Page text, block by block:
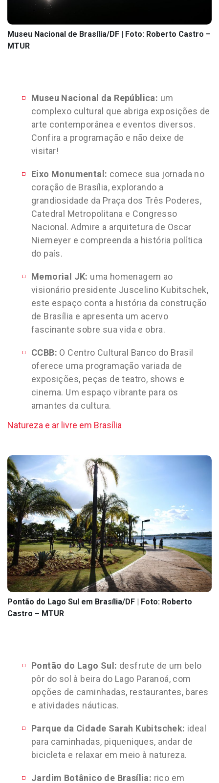
Museu Nacional de Brasília/DF | Foto: Roberto Castro –
MTUR
Museu Nacional da República: um
complexo cultural que abriga exposições de
arte contemporânea e eventos diversos.
Confira a programação e não deixe de
visitar!
Eixo Monumental: comece sua jornada no
coração de Brasília, explorando a
grandiosidade da Praça dos Três Poderes,
Catedral Metropolitana e Congresso
Nacional. Admire a arquitetura de Oscar
Niemeyer e compreenda a história política
do país.
Memorial JK: uma homenagem ao
visionário presidente Juscelino Kubitschek,
este espaço conta a história da construção
de Brasília e apresenta um acervo
fascinante sobre sua vida e obra.
CCBB: O Centro Cultural Banco do Brasil
oferece uma programação variada de
exposições, peças de teatro, shows e
cinema. Um espaço vibrante para os
amantes da cultura.
Natureza e ar livre em Brasília
Pontão do Lago Sul em Brasília/DF | Foto: Roberto
Castro – MTUR
Pontão do Lago Sul: desfrute de um belo
pôr do sol à beira do Lago Paranoá, com
opções de caminhadas, restaurantes, bares
e atividades náuticas.
Parque da Cidade Sarah Kubitschek: ideal
para caminhadas, piqueniques, andar de
bicicleta e relaxar em meio à natureza.
Jardim Botânico de Brasília: rico em